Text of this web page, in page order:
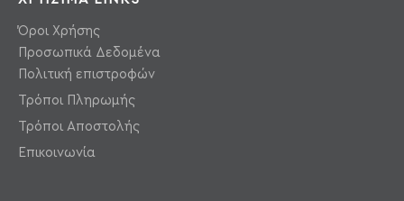
Όροι Χρήσης
Προσωπικά Δεδομένα
Πολιτική επιστροφών
Τρόποι Πληρωμής
Τρόποι Αποστολής
Επικοινωνία